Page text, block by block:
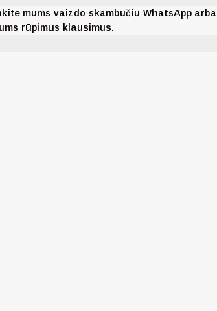
mums vaizdo skambučiu WhatsApp
rūpimus klausimus.